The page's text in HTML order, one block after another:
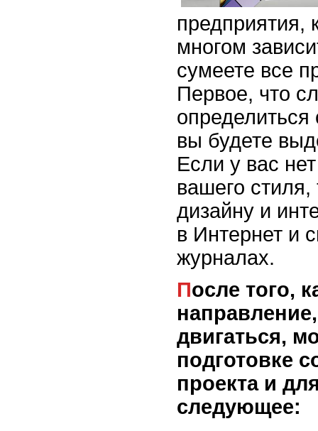
предприятия,
многом
сумеете все
Первое, что
вы будете
Если у вас
вашего
дизайну и
в Интернет и
журналах.
После того, как вы выбрали
двигаться,
подготовке
проекта и
следующее: